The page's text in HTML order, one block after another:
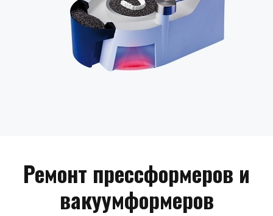
Ремонт прессформеров и
вакуумформеров